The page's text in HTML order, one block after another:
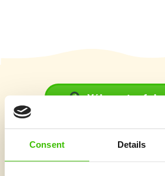
Consent Details
Válassz
Az alapítók